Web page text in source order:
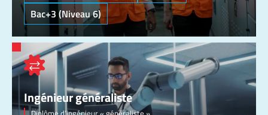
Bac+3 (Niveau 6)
Ingénieur généraliste